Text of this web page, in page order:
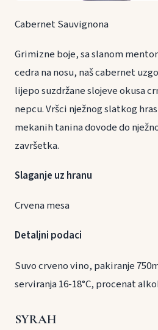
Cabernet Sauvignona
Grimizne boje, sa slanom
cedra na nosu, naš cabernet
lijepo suzdržane slojeve okusa
nepcu. Vršci nježnog slatkog
mekanih tanina dovode do
završetka.
Slaganje uz hranu
Crvena mesa
Detaljni podaci
Suvo crveno vino, pakiranje
serviranja 16-18°C, procenat
SYRAH